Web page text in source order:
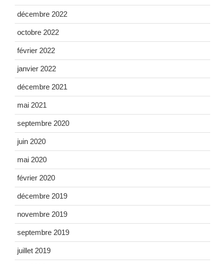
décembre 2022
octobre 2022
février 2022
janvier 2022
décembre 2021
mai 2021
septembre 2020
juin 2020
mai 2020
février 2020
décembre 2019
novembre 2019
septembre 2019
juillet 2019